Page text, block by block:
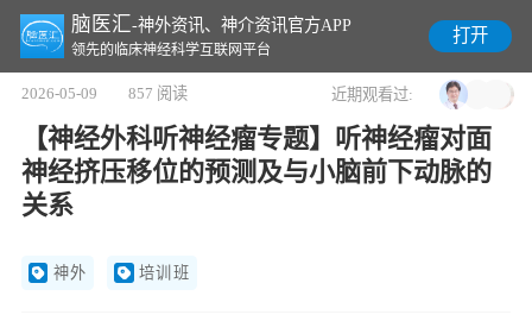
脑医汇-神外资讯、神介资讯官方APP
领先的临床神经科学互联网平台
打开
2026-05-09 857 阅读 近期观看过:
【神经外科听神经瘤专题】听神经瘤对面
神经挤压移位的预测及与小脑前下动脉的
关系
神外 培训班